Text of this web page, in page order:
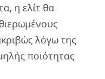
η ελίτ θα
λόγω της
ποιότητας